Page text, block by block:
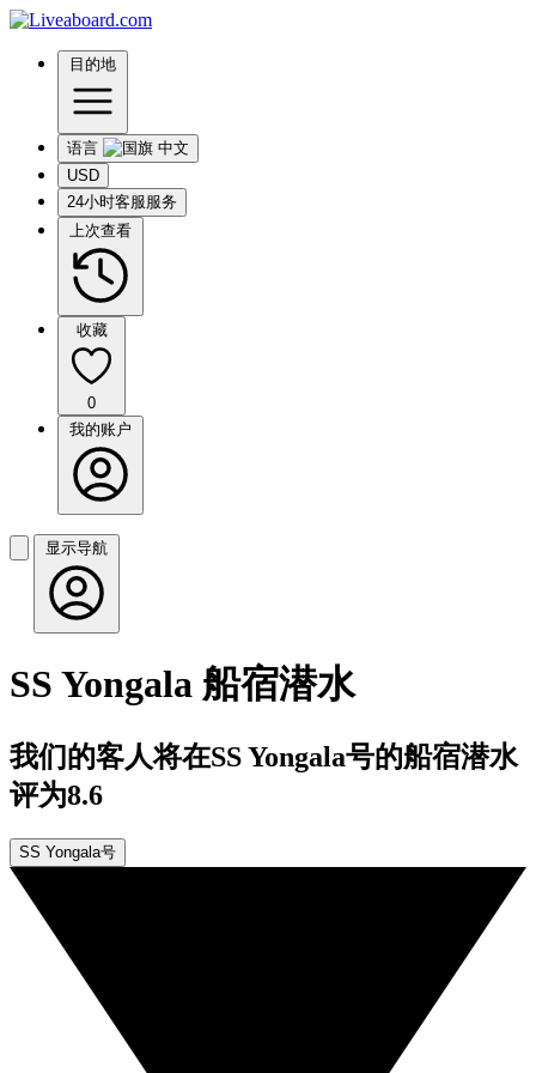
目的地
语言
USD
24小时客服服务
上次查看
收藏
0
我的账户
显示导航
SS Yongala 船宿潜水
我们的客人将在SS Yongala号的船宿潜水
评为8.6
SS Yongala号